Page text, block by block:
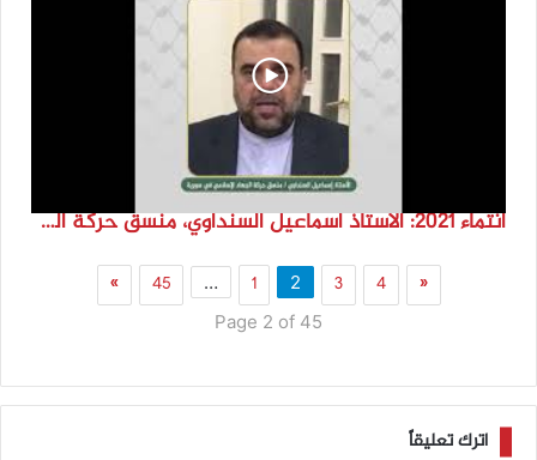
انتماء 2021: الاستاذ اسماعيل السنداوي، منسق حركة الجهاد الاسلامي في سوريا
«
1 2 3 4
…
45
»
Page 2 of 45
اترك تعليقاً